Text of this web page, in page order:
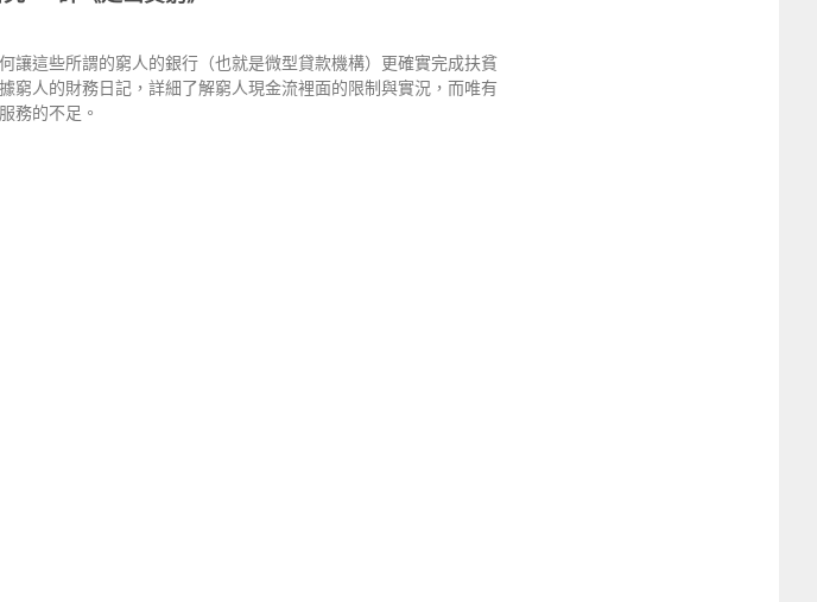
讓這些所謂的窮人的銀行（也就是微型貸款機構）更確實完成扶貧
窮人的財務日記，詳細了解窮人現金流裡面的限制與實況，而唯有
務的不足。